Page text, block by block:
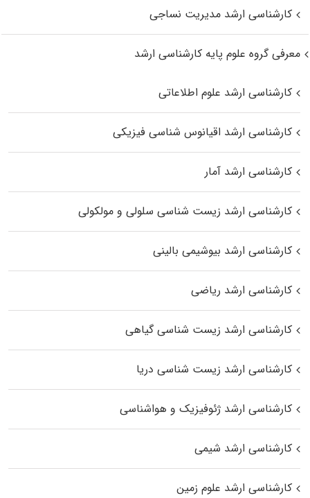
کارشناسی ارشد مدیریت نساجی
معرفی گروه علوم پایه کارشناسی ارشد
کارشناسی ارشد علوم اطلاعاتی
کارشناسی ارشد اقیانوس‌ شناسی فیزیکی
کارشناسی ارشد آمار
کارشناسی ارشد زیست شناسی سلولی و مولکولی
کارشناسی ارشد بیوشیمی بالینی
کارشناسی ارشد ریاضی
کارشناسی ارشد زیست‌ شناسی گیاهی
کارشناسی ارشد زیست‌ شناسی دریا
کارشناسی ارشد ژئوفیزیک و هواشناسی
کارشناسی ارشد شیمی
کارشناسی ارشد علوم زمین